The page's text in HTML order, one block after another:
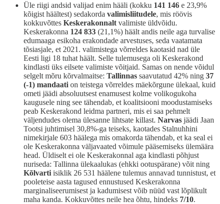
Üle riigi andsid valijad enim hääli (kokku 141 146 e 23,9%
kõigist häältest) sedakorda valimisliitudele, mis röövis
kokkuvõttes Keskerakonnalt valimiste üldvõidu.
Keskerakonna 124 833 (21,1%) häält andis neile aga turvalise
edumaaga esikoha erakondade arvestuses, seda vaatamata
tõsiasjale, et 2021. valimistega võrreldes kaotasid nad üle
Eesti ligi 18 tuhat häält. Selle tulemusega oli Keskerakond
kindlasti üks eilsete valimiste võitjaid. Samas on nende võidul
selgelt mõru kõrvalmaitse: Tallinnas saavutatud 42% ning 37
(-1) mandaati on teistega võrreldes mäekõrgune ülekaal, kuid
ometi jäädi absoluutsest enamusest kolme volikogukoha
kaugusele ning see tähendab, et koalitsiooni moodustamiseks
peab Keskerakond leidma partneri, mis ei saa pehmelt
väljendudes olema ülesanne lihtsate killast. Narvas jäädi Jaan
Tootsi juhtimisel 30,8%-ga teiseks, kaotades Stalnuhhini
nimekirjale 603 häälega mis omakorda tähendab, et ka seal ei
ole Keskerakonna väljavaated võimule pääsemiseks ülemäära
head. Üldiselt ei ole Keskerakonnal aga kindlasti põhjust
nuriseda: Tallinna ülekaalukas (ehkki ootuspärane) võit ning
Kõlvarti isiklik 26 531 häälene tulemus annavad tunnistust, et
pooleteise aasta tagused ennustused Keskerakonna
marginaliseerumisest ja kadumisest võib nüüd vast lõplikult
maha kanda. Kokkuvõttes neile hea õhtu, hindeks 7/10.